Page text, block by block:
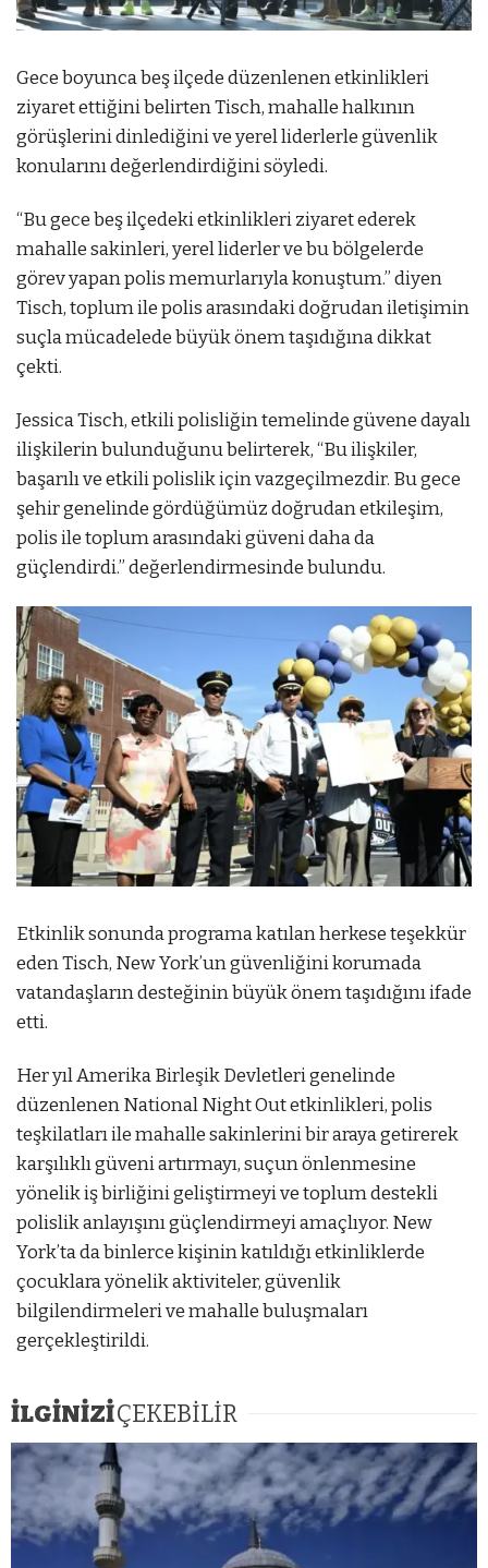
Gece boyunca beş ilçede düzenlenen etkinlikleri
ziyaret ettiğini belirten Tisch, mahalle halkının
görüşlerini dinlediğini ve yerel liderlerle güvenlik
konularını değerlendirdiğini söyledi.
“Bu gece beş ilçedeki etkinlikleri ziyaret ederek
mahalle sakinleri, yerel liderler ve bu bölgelerde
görev yapan polis memurlarıyla konuştum.” diyen
Tisch, toplum ile polis arasındaki doğrudan iletişimin
suçla mücadelede büyük önem taşıdığına dikkat
çekti.
Jessica Tisch, etkili polisliğin temelinde güvene dayalı
ilişkilerin bulunduğunu belirterek, “Bu ilişkiler,
başarılı ve etkili polislik için vazgeçilmezdir. Bu gece
şehir genelinde gördüğümüz doğrudan etkileşim,
polis ile toplum arasındaki güveni daha da
güçlendirdi.” değerlendirmesinde bulundu.
Etkinlik sonunda programa katılan herkese teşekkür
eden Tisch, New York’un güvenliğini korumada
vatandaşların desteğinin büyük önem taşıdığını ifade
etti.
Her yıl Amerika Birleşik Devletleri genelinde
düzenlenen National Night Out etkinlikleri, polis
teşkilatları ile mahalle sakinlerini bir araya getirerek
karşılıklı güveni artırmayı, suçun önlenmesine
yönelik iş birliğini geliştirmeyi ve toplum destekli
polislik anlayışını güçlendirmeyi amaçlıyor. New
York’ta da binlerce kişinin katıldığı etkinliklerde
çocuklara yönelik aktiviteler, güvenlik
bilgilendirmeleri ve mahalle buluşmaları
gerçekleştirildi.
İLGİNİZİÇEKEBİLİR